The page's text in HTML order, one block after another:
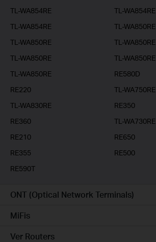
TL-WA854RE
TL-WA854RE
TL-WA854RE
TL-WA850RE
TL-WA850RE
TL-WA850RE
TL-WA850RE
TL-WA850RE
TL-WA850RE
RE580D
RE220
TL-WA750RE
TL-WA830RE
RE350
RE360
TL-WA730RE
RE210
RE650
RE355
RE500
RE590T
ONT (Optical Network Terminals)
MiFis
Ver Routers